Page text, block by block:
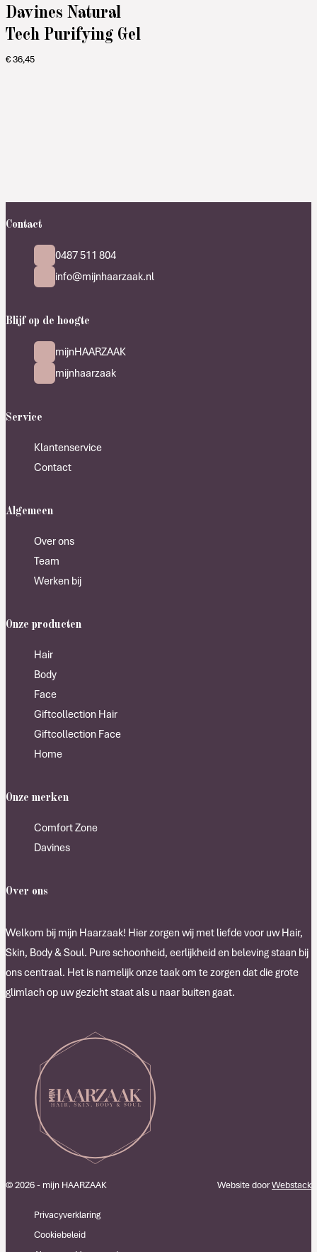
Davines Natural
Tech Purifying Gel
€36,45
Contact
0487 511 804
info@mijnhaarzaak.nl
Blijf op de hoogte
mijnHAARZAAK
mijnhaarzaak
Service
Klantenservice
Contact
Algemeen
Over ons
Team
Werken bij
Onze producten
Hair
Body
Face
Giftcollection Hair
Giftcollection Face
Home
Onze merken
Comfort Zone
Davines
Over ons
Welkom bij mijn Haarzaak! Hier zorgen wij met liefde voor uw Hair,
Skin, Body & Soul. Pure schoonheid, eerlijkheid en beleving staan bij
ons centraal. Het is namelijk onze taak om te zorgen dat die grote
glimlach op uw gezicht staat als u naar buiten gaat.
© 2026 - mijn HAARZAAK
Privacyverklaring
Cookiebeleid
Website doorWebstack